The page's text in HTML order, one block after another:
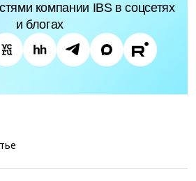
компании IBS в соцсетях
и блогах